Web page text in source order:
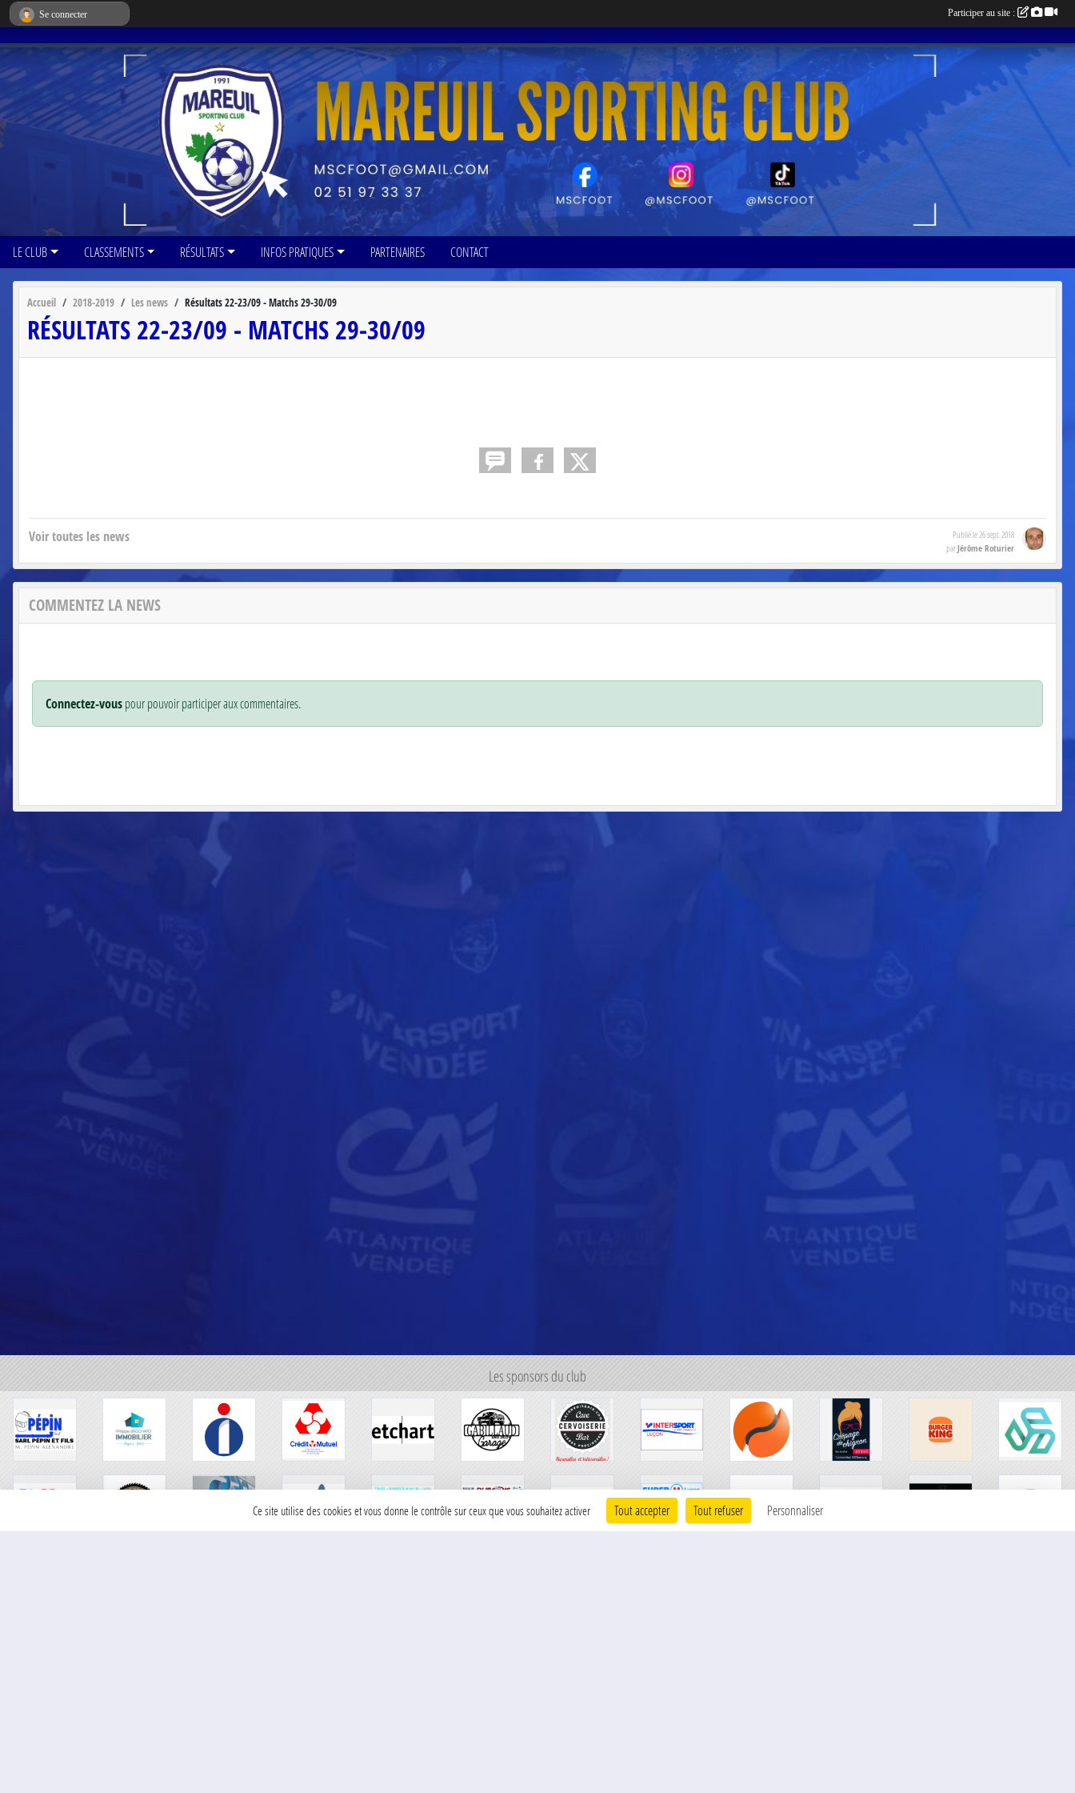
LE CLUB CLASSEMENTS RÉSULTATS INFOS PRATIQUES PARTENAIRES CONTACT
Accueil 2018-2019 Les news Résultats 22-23/09 - Matchs 29-30/09
RÉSULTATS 22-23/09 - MATCHS 29-30/09
Voir toutes les news Publié le26 sept. 2018
parJérôme Roturier
COMMENTEZ LA NEWS
Connectez-vouspour pouvoir participer aux commentaires.
Les sponsors du club
Se connecter Participer au site :
Panneau de gestion des cookies
Ce site utilise des cookies et vous donne le contrôle sur ceux que vous souhaitez activer Tout accepter Tout refuser Personnaliser